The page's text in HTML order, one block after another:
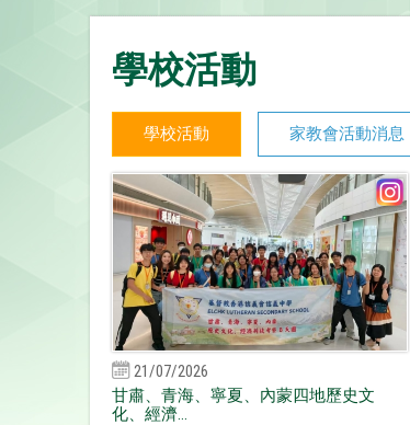
學校活動
學校活動 家教會活動消息
21/07/2026
甘肅、青海、寧夏、內蒙四地歷史文
化、經濟...